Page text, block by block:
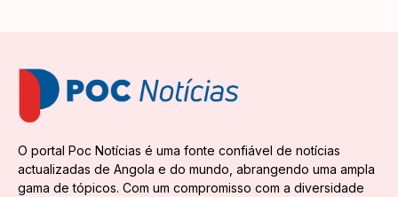
O portal Poc Notícias é uma fonte confiável de notícias
actualizadas de Angola e do mundo, abrangendo uma ampla
gama de tópicos. Com um compromisso com a diversidade